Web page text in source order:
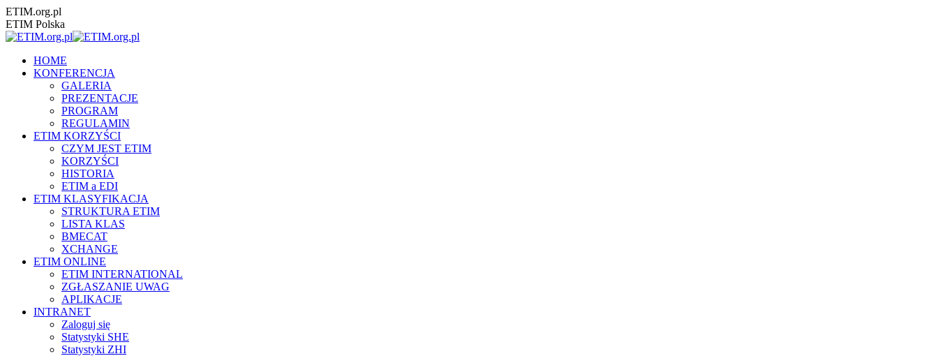
Przewiń
do
zawartości
ETIM.org.pl
ETIM Polska
HOME
KONFERENCJA
GALERIA
PREZENTACJE
PROGRAM
REGULAMIN
ETIM KORZYŚCI
CZYM JEST ETIM
KORZYŚCI
HISTORIA
ETIM a EDI
ETIM KLASYFIKACJA
STRUKTURA ETIM
LISTA KLAS
BMECAT
XCHANGE
ETIM ONLINE
ETIM INTERNATIONAL
ZGŁASZANIE UWAG
APLIKACJE
INTRANET
Zaloguj się
Statystyki SHE
Statystyki ZHI